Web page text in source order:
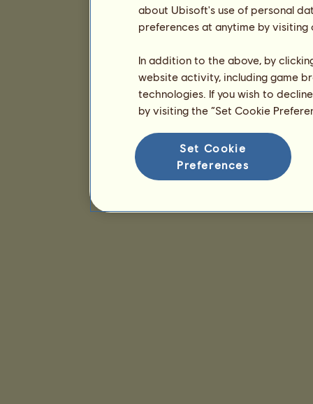
about Ubisoft's use of personal
preferences at anytime by
In addition to the above, by
website activity, including game
technologies. If you wish to
by visiting the “Set Cookie
Set Cookie
Preferences